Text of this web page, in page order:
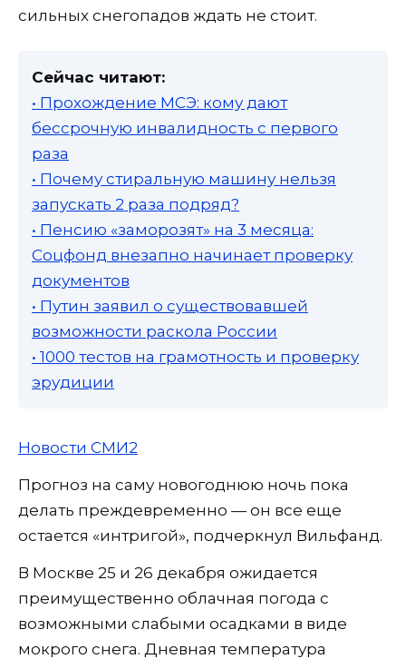
сильных снегопадов ждать не стоит.
Сейчас читают:
• Прохождение МСЭ: кому дают
бессрочную инвалидность с первого
раза
• Почему стиральную машину нельзя
запускать 2 раза подряд?
• Пенсию «заморозят» на 3 месяца:
Соцфонд внезапно начинает проверку
документов
• Путин заявил о существовавшей
возможности раскола России
• 1000 тестов на грамотность и проверку
эрудиции
Новости СМИ2
Прогноз на саму новогоднюю ночь пока
делать преждевременно — он все еще
остается «интригой», подчеркнул Вильфанд.
В Москве 25 и 26 декабря ожидается
преимущественно облачная погода с
возможными слабыми осадками в виде
мокрого снега. Дневная температура